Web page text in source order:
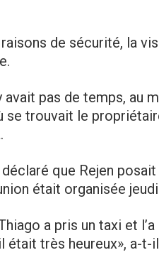
de sécurité, la
avait pas de temps, au
se trouvait le
que Rejen
était organisée
a pris un taxi et
était très heureux», a-t-